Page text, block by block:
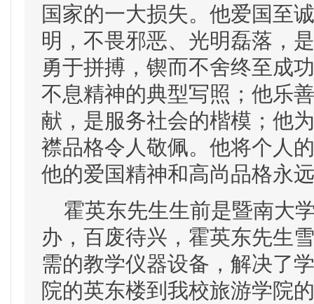
国家的一大损失。他爱国至
明，不畏邪恶、光明磊落，
勇于拼搏，锲而不舍终至成
不息精神的典型写照；他乐
献，是服务社会的楷模；他
襟品格令人敬佩。他将个人
他的爱国精神和高尚品格永
霍英东先生生前是暨南大
办，百废待兴，霍英东先生
需的教学仪器设备，解决了
院的英东楼到我校旅游学院